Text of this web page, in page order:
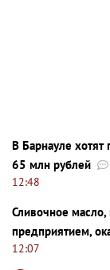
В Барнауле хотят
65 млн рублей
12:48
Сливочное масло,
предприятием,
12:07